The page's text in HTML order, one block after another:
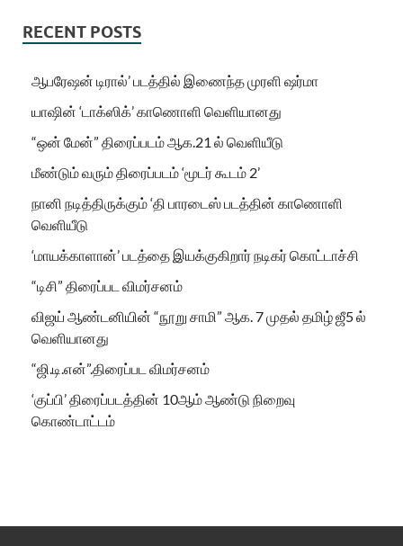
RECENT POSTS
ஆபரேஷன் டிரால்’ படத்தில் இணைந்த முரளி ஷர்மா
யாஷின் ‘டாக்ஸிக்’ காணொளி வெளியானது
“ஒன் மேன்” திரைப்படம் ஆக.21 ல் வெளியீடு
மீண்டும் வரும் திரைப்படம் ‘மூடர் கூடம் 2’
நானி நடித்திருக்கும் ‘தி பாரடைஸ் படத்தின் காணொளி
வெளியீடு
‘மாயக்காளான்’ படத்தை இயக்குகிறார் நடிகர் கொட்டாச்சி
“டிசி” திரைப்பட விமர்சனம்
விஜய் ஆண்டனியின் “நூறு சாமி” ஆக. 7 முதல் தமிழ் ஜீ5 ல்
வெளியானது
“ஜி.டி.என்”.திரைப்பட விமர்சனம்
‘குப்பி’ திரைப்படத்தின் 10ஆம் ஆண்டு நிறைவு
கொண்டாட்டம்